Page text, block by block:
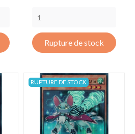
Rupture de stock
RUPTURE DE STOCK